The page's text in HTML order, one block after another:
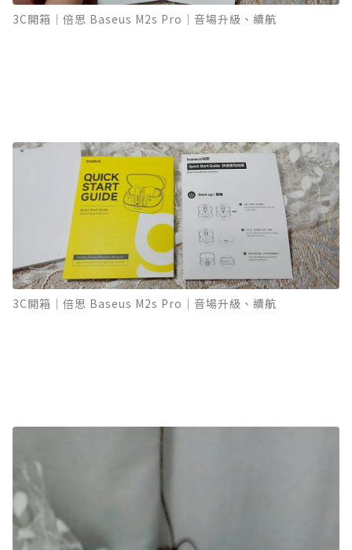
3C開箱｜倍思 Baseus M2s Pro｜音場升級、續航
3C開箱｜倍思 Baseus M2s Pro｜音場升級、續航